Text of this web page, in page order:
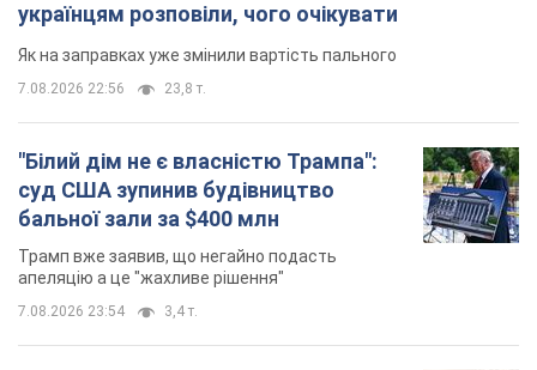
українцям розповіли, чого очікувати
Як на заправках уже змінили вартість пального
7.08.2026 22:56 23,8 т.
"Білий дім не є власністю Трампа":
суд США зупинив будівництво
бальної зали за $400 млн
Трамп вже заявив, що негайно подасть
апеляцію а це "жахливе рішення"
7.08.2026 23:54 3,4 т.